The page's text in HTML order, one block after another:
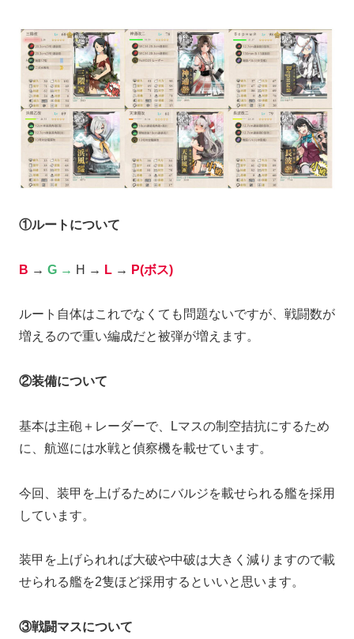
①ルートについて
B → G → H → L → P(ボス)
ルート自体はこれでなくても問題ないですが、戦闘数が
増えるので重い編成だと被弾が増えます。
②装備について
基本は主砲＋レーダーで、Lマスの制空拮抗にするため
に、航巡には水戦と偵察機を載せています。
今回、装甲を上げるためにバルジを載せられる艦を採用
しています。
装甲を上げられれば大破や中破は大きく減りますので載
せられる艦を2隻ほど採用するといいと思います。
③戦闘マスについて